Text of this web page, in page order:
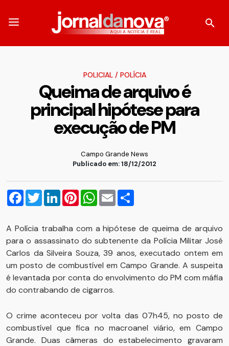
POLICIAL/ POLÍCIA
Queima de arquivo é
principal hipótese para
execução de PM
Campo Grande News
Publicado em: 18/12/2012
Facebook
TwitterLinkedInPinterestWhatsApp
Email
A Polícia trabalha com a hipótese de queima de arquivo
para o assassinato do subtenente da Polícia Militar José
Carlos da Silveira Souza, 39 anos, executado ontem em
um posto de combustível em Campo Grande. A suspeita
é levantada por conta do envolvimento do PM com máfia
do contrabando de cigarros.
O crime aconteceu por volta das 07h45, no posto de
combustível que fica no macroanel viário, em Campo
Grande. Duas câmeras do estabelecimento gravaram